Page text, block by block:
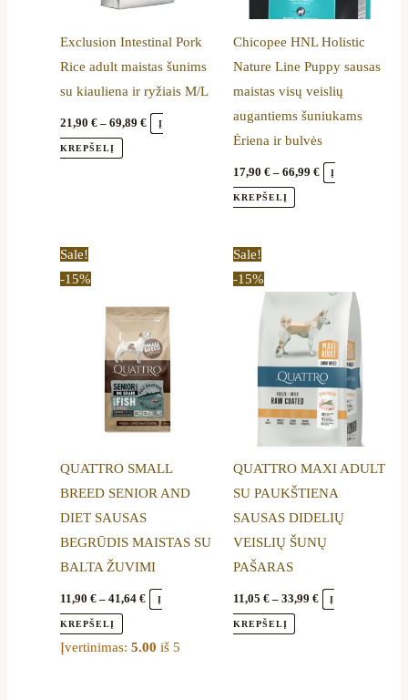
Exclusion Intestinal Pork
Rice adult maistas šunims
su kiauliena ir ryžiais M/L
21,90€ – 69,89€ Į
KREPŠELĮ
chosen
on
the
product
Chicopee HNL Holistic
Nature Line Puppy sausas
maistas visų veislių
augantiems šuniukams
Ėriena ir bulvės
17,90 € – 66,99 € Į
KREPŠELĮ
be
chosen
on
the
product
page
Sale!
-15%
QUATTRO SMALL
BREED SENIOR AND
DIET SAUSAS
BEGRŪDIS MAISTAS SU
BALTA ŽUVIMI
11,90€ – 41,64€
41,64 €
Į
KREPŠELĮ
multiple
variants.
The
options
may
chosen
on
the
product
page
Įvertinimas:5.00 iš 5
Sale!
-15%
QUATTRO MAXI ADULT
SU PAUKŠTIENA
SAUSAS DIDELIŲ
VEISLIŲ ŠUNŲ
PAŠARAS
11,05 € – 33,99 €
through
33,99 €
Į
KREPŠELĮ
multiple
variants.
The
options
may
be
chosen
on
the
product